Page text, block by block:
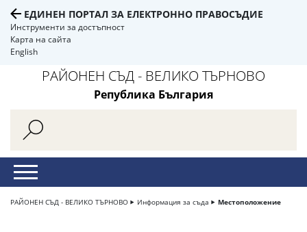
ЕДИНЕН ПОРТАЛ ЗА ЕЛЕКТРОННО ПРАВОСЪДИЕ
Инструменти за достъпност
Карта на сайта
English
РАЙОНЕН СЪД - ВЕЛИКО ТЪРНОВО
Република България
РАЙОНЕН СЪД - ВЕЛИКО ТЪРНОВО Информация за съда Местоположение